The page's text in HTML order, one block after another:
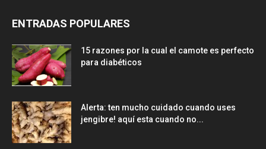
ENTRADAS POPULARES
15 razones por la cual el camote es perfecto
para diabéticos
Alerta: ten mucho cuidado cuando uses
jengibre! aquí esta cuando no...